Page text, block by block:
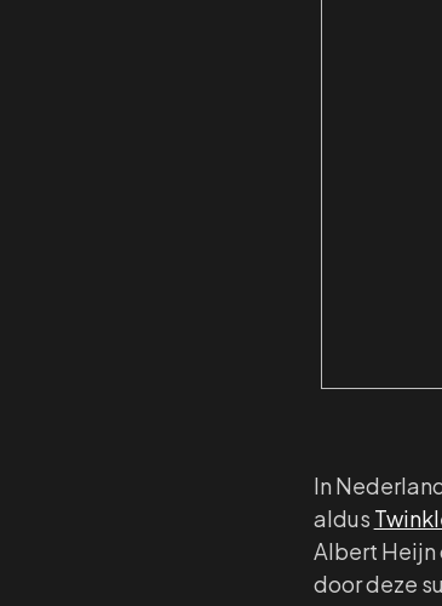
In
aldus
Albert Heijn
door deze